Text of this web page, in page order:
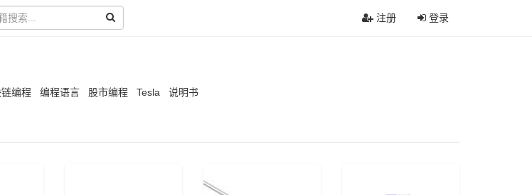
注册 登录
链编程 编程语言 股市编程 Tesla 说明书